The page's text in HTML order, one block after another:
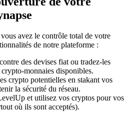
avez le contrôle total de votre
de notre plateforme :
des devises fiat ou tradez-les
monnaies disponibles.
crypto potentielles en stakant vos
la sécurité du réseau.
et utilisez vos cryptos pour vos
où ils sont acceptés).